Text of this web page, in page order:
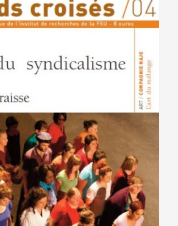
variations.
Les
être
choisies
la
page
du
produit